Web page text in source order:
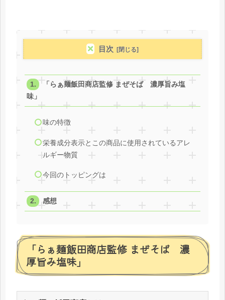
目次
「らぁ麺飯田商店監修 まぜそば 濃厚旨み塩
味」
味の特徴
栄養成分表示とこの商品に使用されているアレ
ルギー物質
今回のトッピングは
感想
「らぁ麺飯田商店監修 まぜそば 濃
厚旨み塩味」